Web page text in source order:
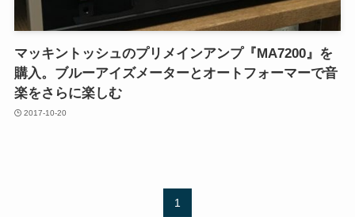
マッキントッシュのプリメインアンプ『MA7200』を
購入。ブルーアイズメーターとオートフォーマーで音
楽をさらに楽しむ
2017-10-20
1